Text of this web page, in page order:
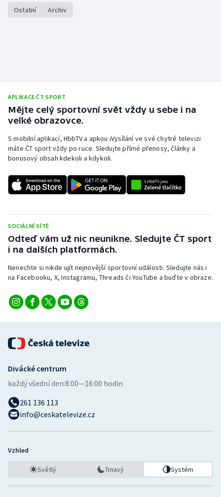
Ostatní Archiv
APLIKACE ČT SPORT
Mějte celý sportovní svět vždy u sebe i na
velké obrazovce.
S mobilní aplikací, HbbTV a apkou iVysílání ve své chytré televizi
máte ČT sport vždy po ruce. Sledujte přímé přenosy, články a
bonusový obsah kdekoli a kdykoli.
SOCIÁLNÍ SÍTĚ
Odteď vám už nic neunikne. Sledujte ČT sport
i na dalších platformách.
Nenechte si nikde ujít nejnovější sportovní události. Sledujte nás i
na Facebooku, X, Instagramu, Threads či YouTube a buďte v obraze.
Divácké centrum
každý všední den:8:00—16:00 hodin
261 136 113
info@ceskatelevize.cz
Vzhled
Světlý Tmavý Systém